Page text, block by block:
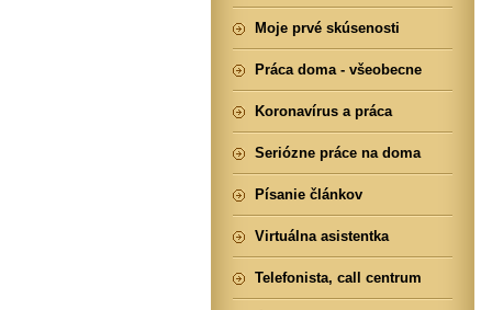
Moje prvé skúsenosti
Práca doma - všeobecne
Koronavírus a práca
Seriózne práce na doma
Písanie článkov
Virtuálna asistentka
Telefonista, call centrum